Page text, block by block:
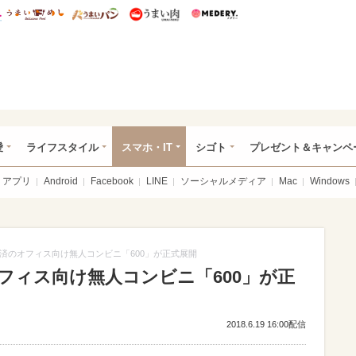
研 ディズニー特集
mimot. うまいめし うまいパン うまい肉
ライフスタイル スマホ・IT シゴト プレゼント＆キャンペ
アプリ Android Facebook LINE ソーシャルメディア Mac Windows
のオフィス向け無人コンビニ「600」が正式展開
ィス向け無人コンビニ「600」が正
2018.6.19 16:00配信